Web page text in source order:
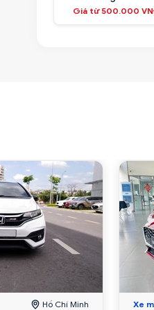
Giá từ 500.000
Hồ Chí Minh Xe